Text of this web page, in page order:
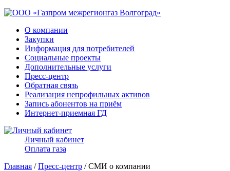
О компании
Закупки
Информация для потребителей
Социальные проекты
Дополнительные услуги
Пресс-центр
Обратная связь
Реализация непрофильных активов
Запись абонентов на приём
Интернет-приемная ГД
Личный кабинет
Оплата газа
Главная /Пресс-центр / СМИ о компании